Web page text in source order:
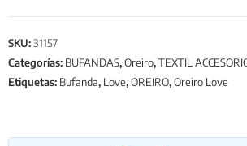
SKU:31157
Categorías: BUFANDAS,Oreiro,TEXTIL
Etiquetas: Bufanda, Love,OREIRO,Oreiro Love